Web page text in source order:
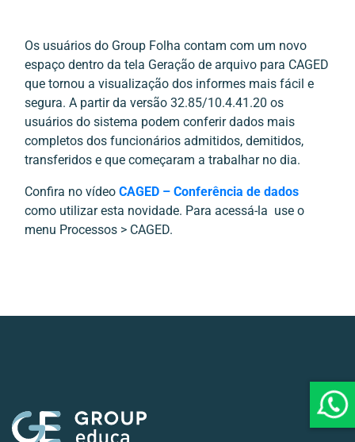
Os usuários do Group Folha contam com um novo
espaço dentro da tela Geração de arquivo para CAGED
que tornou a visualização dos informes mais fácil e
segura. A partir da versão 32.85/10.4.41.20 os
usuários do sistema podem conferir dados mais
completos dos funcionários admitidos, demitidos,
transferidos e que começaram a trabalhar no dia.
Confira no vídeo CAGED – Conferência de dados
como utilizar esta novidade. Para acessá-la use o
menu Processos > CAGED.